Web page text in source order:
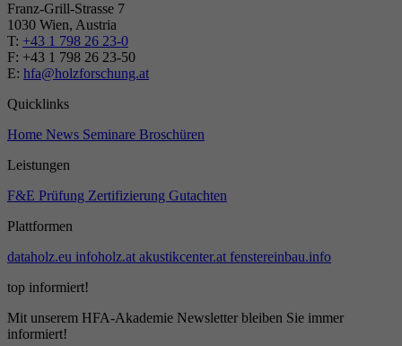
Franz-Grill-Strasse 7
1030 Wien, Austria
T: +43 1 798 26 23-0
​​F: +43 1 798 26 23-50
E: hfa@holzforschung.at
Quicklinks
Home News Seminare Broschüren
Leistungen
F&E Prüfung Zertifizierung Gutachten
Plattformen
dataholz.eu infoholz.at akustikcenter.at fenstereinbau.info
top informiert!
Mit unserem HFA-Akademie Newsletter bleiben Sie immer
informiert!